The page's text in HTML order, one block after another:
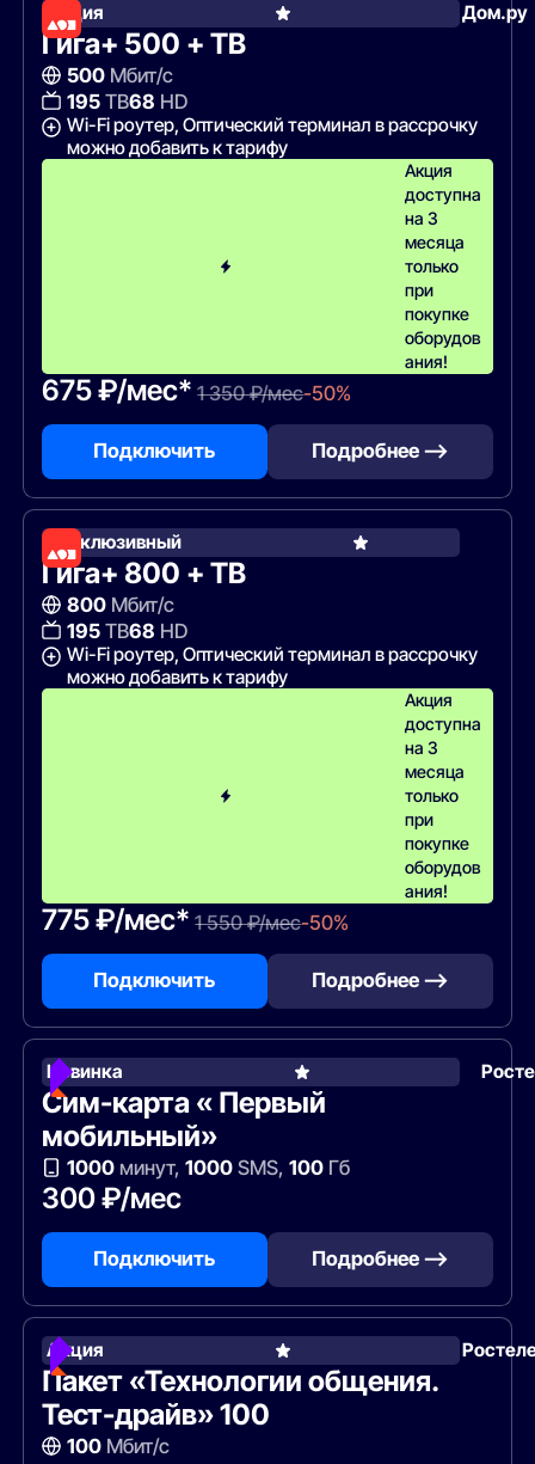
Акция Дом.ру
Гига+ 500 + ТВ
500Мбит/с
195ТВ68 HD
Wi-Fi роутер, Оптический терминал в рассрочку
можно добавить к тарифу
Акция
доступна
на 3
месяца
только
при
покупке
оборудов
ания!
675 ₽/мес* 1 350 ₽/мес-50%
Подключить Подробнее —>
Эксклюзивный
Гига+ 800 + ТВ
800Мбит/с
195ТВ68 HD
Wi-Fi роутер, Оптический терминал в рассрочку
можно добавить к тарифу
Акция
доступна
на 3
месяца
только
при
покупке
оборудов
ания!
775 ₽/мес* 1 550 ₽/мес-50%
Подключить Подробнее —>
Новинка
Сим-карта « Первый
мобильный»
1000минут, 1000SMS, 100Гб
300 ₽/мес
Подключить Подробнее —>
Акция
Пакет «Технологии общения.
Тест-драйв» 100
100Мбит/с